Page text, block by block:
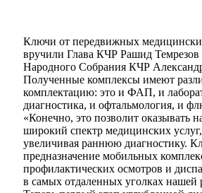
Ключи от передвижных
вручили Глава КЧР Рашид Темрезов
Народного Собрания КЧР
Полученные комплексы имеют
комплектацию: это и ФАП, и
диагностика, и офтальмология, и
«Конечно, это позволит оказывать
широкий спектр медицинских
увеличивая раннюю диагностику.
предназначение мобильных
профилактических осмотров и
в самых отдаленных уголках нашей